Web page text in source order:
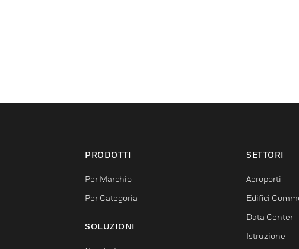
PRODOTTI
Per Marchio
Per Categoria
SOLUZIONI
SETTORI
Aeroporti
Edifici
Data Center
Istruzione